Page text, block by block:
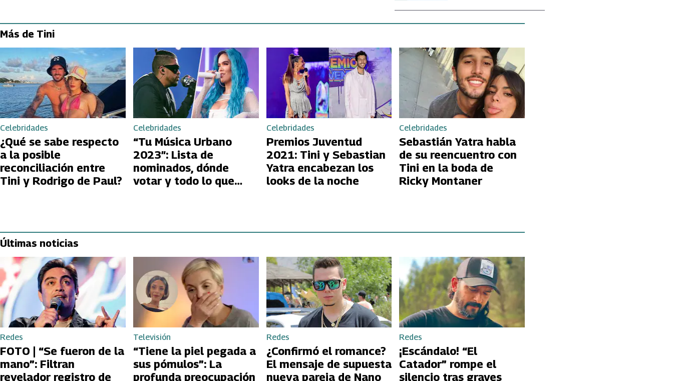
Más de Tini
Celebridades
¿Qué se sabe respecto
a la posible
reconciliación entre
Tini y Rodrigo de Paul?
Celebridades
“Tu Música Urbano
2023″: Lista de
nominados, dónde
votar y todo lo que
Celebridades
Premios Juventud
2021: Tini y Sebastian
Yatra encabezan los
looks de la noche
Celebridades
Sebastián Yatra habla
de su reencuentro con
Tini en la boda de
Ricky Montaner
Últimas noticias
Redes
FOTO | “Se fueron de la
mano”: Filtran
revelador registro de
Televisión
“Tiene la piel pegada a
sus pómulos”: La
profunda preocupación
Redes
¿Confirmó el romance?
El mensaje de supuesta
nueva pareja de Nano
Redes
¡Escándalo! “El
Catador” rompe el
silencio tras graves